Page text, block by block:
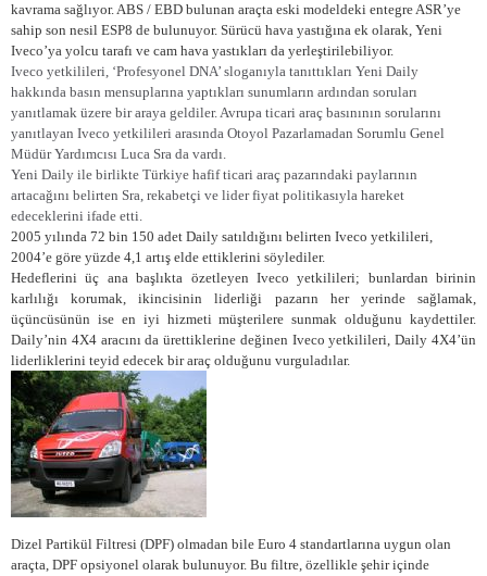
kavrama sağlıyor. ABS / EBD bulunan araçta eski modeldeki entegre ASR’ye
sahip son nesil ESP8 de bulunuyor. Sürücü hava yastığına ek olarak, Yeni
Iveco’ya yolcu tarafı ve cam hava yastıkları da yerleştirilebiliyor.
Iveco yetkilileri, ‘Profesyonel DNA’ sloganıyla tanıttıkları Yeni Daily
hakkında basın mensuplarına yaptıkları sunumların ardından soruları
yanıtlamak üzere bir araya geldiler. Avrupa ticari araç basınının sorularını
yanıtlayan Iveco yetkilileri arasında Otoyol Pazarlamadan Sorumlu Genel
Müdür Yardımcısı Luca Sra da vardı.
Yeni Daily ile birlikte Türkiye hafif ticari araç pazarındaki paylarının
artacağını belirten Sra, rekabetçi ve lider fiyat politikasıyla hareket
edeceklerini ifade etti.
2005 yılında 72 bin 150 adet Daily satıldığını belirten Iveco yetkilileri,
2004’e göre yüzde 4,1 artış elde ettiklerini söylediler.
Hedeflerini üç ana başlıkta özetleyen Iveco yetkilileri; bunlardan birinin
karlılığı korumak, ikincisinin liderliği pazarın her yerinde sağlamak,
üçüncüsünün ise en iyi hizmeti müşterilere sunmak olduğunu kaydettiler.
Daily’nin 4X4 aracını da ürettiklerine değinen Iveco yetkilileri, Daily 4X4’ün
liderliklerini teyid edecek bir araç olduğunu vurguladılar.
Dizel Partikül Filtresi (DPF) olmadan bile Euro 4 standartlarına uygun olan
araçta, DPF opsiyonel olarak bulunuyor. Bu filtre, özellikle şehir içinde